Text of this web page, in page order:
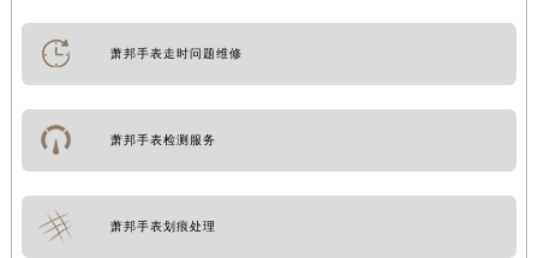
萧邦手表走时问题维修
萧邦手表检测服务
萧邦手表划痕处理